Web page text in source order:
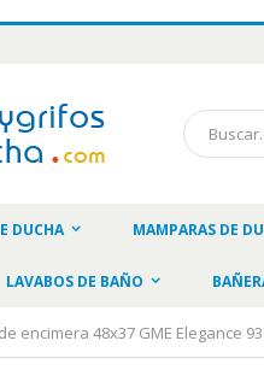
Buscar
DUCHA MAMPARAS DE
LAVABOS DE BAÑO
encimera 48x37 GME Elegance